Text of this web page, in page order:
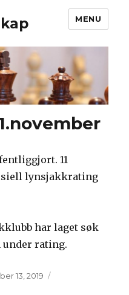
MENU
11
lynsjakkrating
har laget søk
under rating.
13, 2019